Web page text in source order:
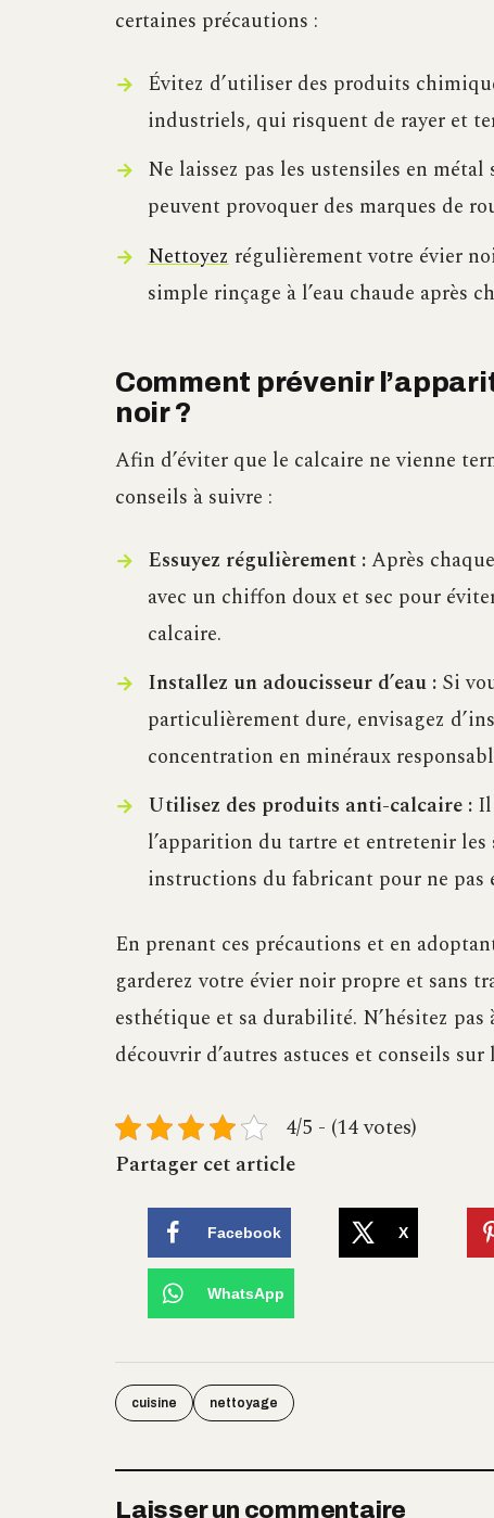
certaines précautions :
Évitez d’utiliser des produits
industriels, qui risquent de rayer et
Ne laissez pas les ustensiles en
peuvent provoquer des marques de
Nettoyezrégulièrement votre évier
simple rinçage à l’eau chaude après
Comment prévenir
noir ?
Afin d’éviter que le calcaire ne vienne
conseils à suivre :
Essuyez régulièrement :Après
avec un chiffon doux et sec pour
calcaire.
Installez un adoucisseur d’eau :Si
particulièrement dure, envisagez
concentration en minéraux
Utilisez des produits anti-calcaire :Il
l’apparition du tartre et entretenir les
instructions du fabricant pour ne pas
En prenant ces précautions et en
garderez votre évier noir propre et sans
esthétique et sa durabilité. N’hésitez
découvrir d’autres astuces et conseils
4/5 - (14 votes)
Partager cet article
Facebook X
WhatsApp
cuisine nettoyage
Laisser un commentaire